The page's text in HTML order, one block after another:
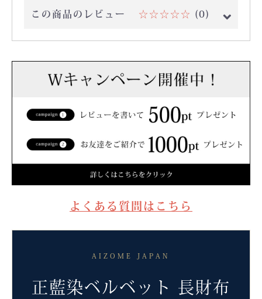
この商品のレビュー ☆☆☆☆☆ (0)
よくある質問はこちら
AIZOME JAPAN
正藍染ベルベット 長財布